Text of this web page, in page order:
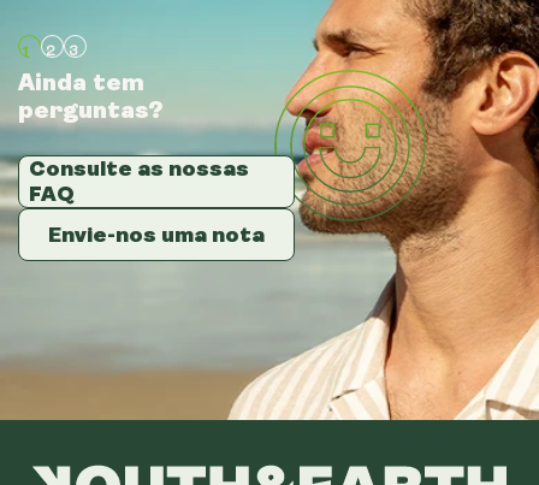
Ainda tem
perguntas?
Consulte as nossas
FAQ
Envie-nos uma nota
Ainda tem
perguntas?
Consulte as nossas
FAQ
Envie-nos uma nota
Ainda tem
perguntas?
Consulte as nossas
FAQ
Envie-nos uma nota